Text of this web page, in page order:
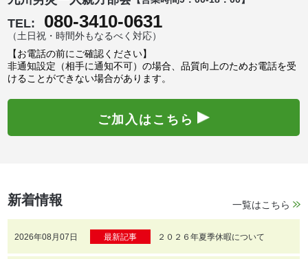
TEL: 080-3410-0631
（土日祝・時間外もなるべく対応）
【お電話の前にご確認ください】
非通知設定（相手に通知不可）の場合、品質向上のためお電話を受
けることができない場合があります。
ご加入はこちら
新着情報
2026年08月07日 最新記事 ２０２６年夏季休暇について
一覧はこちら